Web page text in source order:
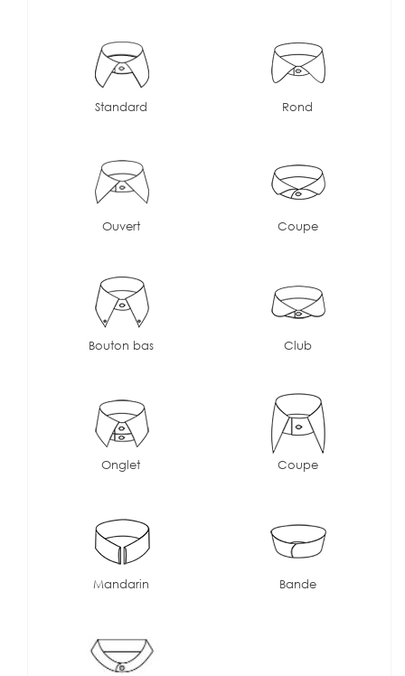
Standard Rond
Ouvert Coupe
Bouton bas Club
Onglet Coupe
Mandarin Bande